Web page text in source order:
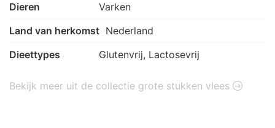
Dieren
Varken
Land van herkomst Nederland
Dieettypes
Glutenvrij, Lactosevrij
Bekijk meer uit de collectie grote stukken vlees